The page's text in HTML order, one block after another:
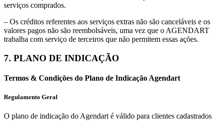
serviços comprados.
– Os créditos referentes aos serviços extras não são canceláveis e os
valores pagos não são reembolsáveis, uma vez que o AGENDART
trabalha com serviço de terceiros que não permitem essas ações.
7. PLANO DE INDICAÇÃO
Termos & Condições do Plano de Indicação Agendart
Regulamento Geral
O plano de indicação do Agendart é válido para clientes cadastrados